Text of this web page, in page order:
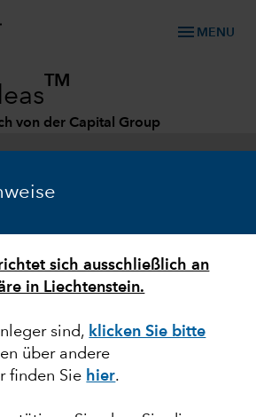
sich ausschließlich an
in Liechtenstein.
sind, klicken Sie bitte
über andere
finden Sie hier.
menu MENU
TM
von der Capital Group